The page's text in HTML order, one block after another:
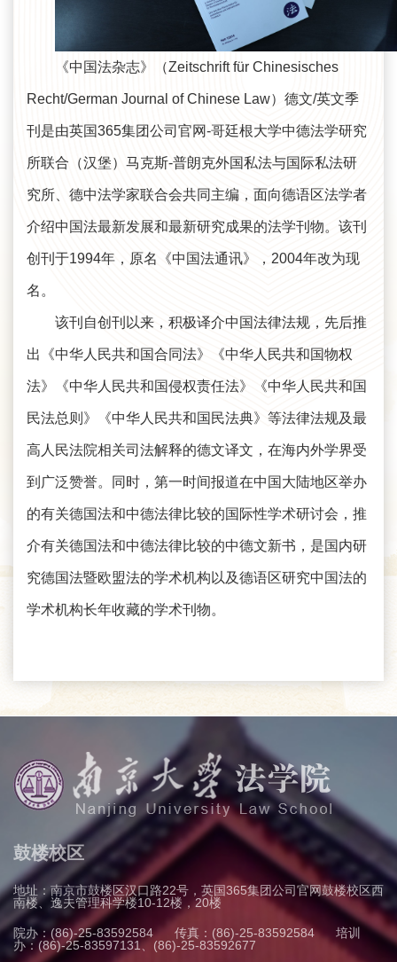
《中国法杂志》（Zeitschrift für Chinesisches
Recht/German Journal of Chinese Law）德文/英文季
刊是由英国365集团公司官网-哥廷根大学中德法学研究
所联合（汉堡）马克斯-普朗克外国私法与国际私法研
究所、德中法学家联合会共同主编，面向德语区法学者
介绍中国法最新发展和最新研究成果的法学刊物。该刊
创刊于1994年，原名《中国法通讯》，2004年改为现
名。
该刊自创刊以来，积极译介中国法律法规，先后推
出《中华人民共和国合同法》《中华人民共和国物权
法》《中华人民共和国侵权责任法》《中华人民共和国
民法总则》《中华人民共和国民法典》等法律法规及最
高人民法院相关司法解释的德文译文，在海内外学界受
到广泛赞誉。同时，第一时间报道在中国大陆地区举办
的有关德国法和中德法律比较的国际性学术研讨会，推
介有关德国法和中德法律比较的中德文新书，是国内研
究德国法暨欧盟法的学术机构以及德语区研究中国法的
学术机构长年收藏的学术刊物。
鼓楼校区
地址：南京市鼓楼区汉口路22号，英国365集团公司官网鼓楼校区西
南楼、逸夫管理科学楼10-12楼，20楼
院办：(86)-25-83592584 传真：(86)-25-83592584
培训
办：(86)-25-83597131、(86)-25-83592677